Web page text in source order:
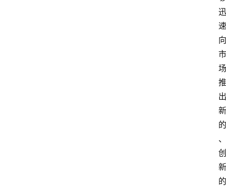
迅
速
向
市
场
推
出
新
的
、
创
新
的